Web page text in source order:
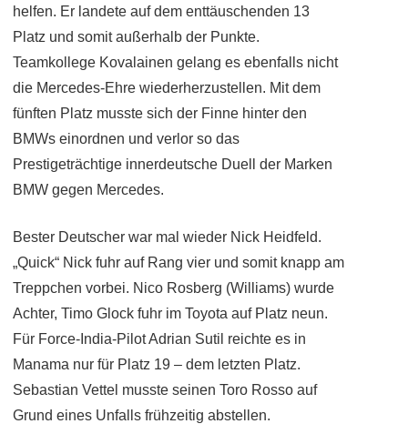
helfen. Er landete auf dem enttäuschenden 13
Platz und somit außerhalb der Punkte.
Teamkollege Kovalainen gelang es ebenfalls nicht
die Mercedes-Ehre wiederherzustellen. Mit dem
fünften Platz musste sich der Finne hinter den
BMWs einordnen und verlor so das
Prestigeträchtige innerdeutsche Duell der Marken
BMW gegen Mercedes.
Bester Deutscher war mal wieder Nick Heidfeld.
„Quick“ Nick fuhr auf Rang vier und somit knapp am
Treppchen vorbei. Nico Rosberg (Williams) wurde
Achter, Timo Glock fuhr im Toyota auf Platz neun.
Für Force-India-Pilot Adrian Sutil reichte es in
Manama nur für Platz 19 – dem letzten Platz.
Sebastian Vettel musste seinen Toro Rosso auf
Grund eines Unfalls frühzeitig abstellen.